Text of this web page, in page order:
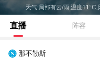
天气:局部有云/雨,温度
直播 阵容
那不勒斯